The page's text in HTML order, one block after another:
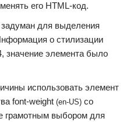
его HTML-код.
для выделения
о стилизации
значение элемента было
использовать элемент
font-weight (en-US) со
грамотным выбором для